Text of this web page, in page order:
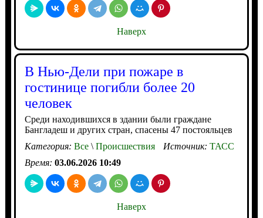
Наверх
В Нью-Дели при пожаре в
гостинице погибли более 20
человек
Среди находившихся в здании были граждане
Бангладеш и других стран, спасены 47 постояльцев
Категория: Все\Происшествия Источник: ТАСС
Время: 03.06.2026 10:49
Наверх